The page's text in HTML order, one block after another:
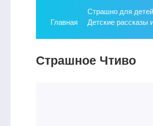
Главная
Страшно для детей
Детские рассказы
Страшное Чтиво